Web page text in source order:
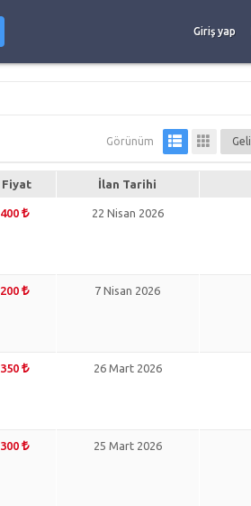
Giriş yap
Görünüm
Fiyat İlan Tarihi
400 22 Nisan 2026
200 7 Nisan 2026
350 26 Mart 2026
300 25 Mart 2026